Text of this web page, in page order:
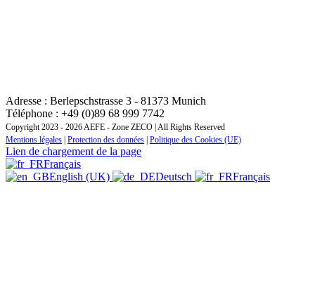
Adresse : Berlepschstrasse 3 - 81373 Munich
Téléphone : +49 (0)89 68 999 7742
Copyright 2023 - 2026 AEFE - Zone ZECO | All Rights Reserved
Mentions légales Protection des données Politique des Cookies (UE)
Lien de chargement de la page
Français
English (UK)
Deutsch Français